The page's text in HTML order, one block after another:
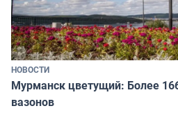
НОВОСТИ
Мурманск цветущий: Более
вазонов